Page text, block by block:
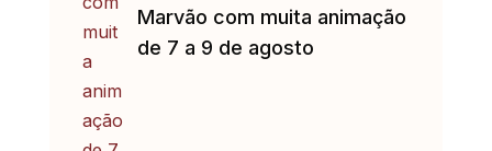
Marvão com muita animação
de 7 a 9 de agosto